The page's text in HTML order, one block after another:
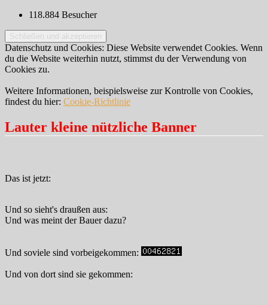
118.884 Besucher
Datenschutz und Cookies: Diese Website verwendet Cookies. Wenn
du die Website weiterhin nutzt, stimmst du der Verwendung von
Cookies zu.
Weitere Informationen, beispielsweise zur Kontrolle von Cookies,
findest du hier: Cookie-Richtlinie
Lauter kleine nützliche Banner
Das ist jetzt:
Und so sieht's draußen aus:
Und was meint der Bauer dazu?
Und soviele sind vorbeigekommen:
Und von dort sind sie gekommen: